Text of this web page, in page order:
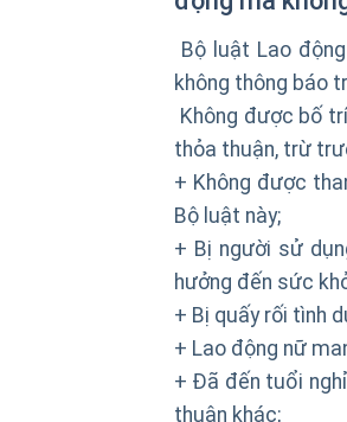
Bộ luật Lao
không thông báo
Không được bố
thỏa thuận, trừ
+ Không được
Bộ luật này;
+ Bị người sử
hưởng đến sức
+ Bị quấy rối tình
+ Lao động nữ
+ Đã đến tuổi
thuận khác;